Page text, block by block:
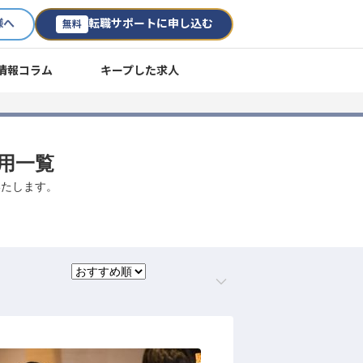
へ 無料 転職サポートに申し込む
報コラム キープした求人
一覧
します。